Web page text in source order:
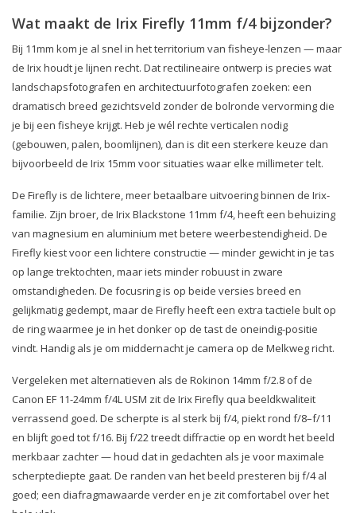
Wat maakt de Irix Firefly 11mm f/4 bijzonder?
Bij 11mm kom je al snel in het territorium van fisheye-lenzen — maar
de Irix houdt je lijnen recht. Dat rectilineaire ontwerp is precies wat
landschapsfotografen en architectuurfotografen zoeken: een
dramatisch breed gezichtsveld zonder de bolronde vervorming die
je bij een fisheye krijgt. Heb je wél rechte verticalen nodig
(gebouwen, palen, boomlijnen), dan is dit een sterkere keuze dan
bijvoorbeeld de Irix 15mm voor situaties waar elke millimeter telt.
De Firefly is de lichtere, meer betaalbare uitvoering binnen de Irix-
familie. Zijn broer, de Irix Blackstone 11mm f/4, heeft een behuizing
van magnesium en aluminium met betere weerbestendigheid. De
Firefly kiest voor een lichtere constructie — minder gewicht in je tas
op lange trektochten, maar iets minder robuust in zware
omstandigheden. De focusring is op beide versies breed en
gelijkmatig gedempt, maar de Firefly heeft een extra tactiele bult op
de ring waarmee je in het donker op de tast de oneindig-positie
vindt. Handig als je om middernacht je camera op de Melkweg richt.
Vergeleken met alternatieven als de Rokinon 14mm f/2.8 of de
Canon EF 11-24mm f/4L USM zit de Irix Firefly qua beeldkwaliteit
verrassend goed. De scherpte is al sterk bij f/4, piekt rond f/8–f/11
en blijft goed tot f/16. Bij f/22 treedt diffractie op en wordt het beeld
merkbaar zachter — houd dat in gedachten als je voor maximale
scherptediepte gaat. De randen van het beeld presteren bij f/4 al
goed; een diafragmawaarde verder en je zit comfortabel over het